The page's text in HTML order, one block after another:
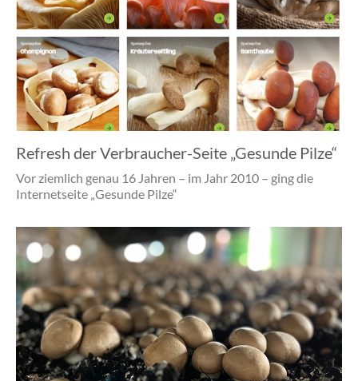
Refresh der Verbraucher-Seite „Gesunde Pilze“
Vor ziemlich genau 16 Jahren – im Jahr 2010 – ging die
Internetseite „Gesunde Pilze“